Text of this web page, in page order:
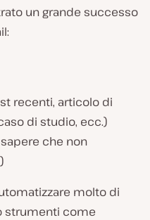
un grande successo
recenti, articolo di
di studio, ecc.)
che non
molto di
strumenti come